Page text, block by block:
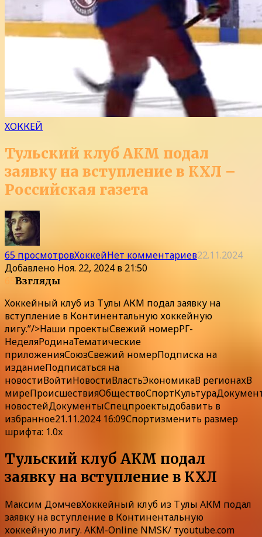
ХОККЕЙ
Тульский клуб АКМ подал
заявку на вступление в КХЛ –
Российская газета
65 просмотровХоккейНет комментариев22.11.2024
Добавлено Ноя. 22, 2024 в 21:50
Взгляды
Хоккейный клуб из Тулы АКМ подал заявку на
вступление в Континентальную хоккейную
лигу.”/>Наши проектыСвежий номерРГ-
НеделяРодинаТематические
приложенияСоюзСвежий номерПодписка на
изданиеПодписаться на
новостиВойтиНовостиВластьЭкономикаВ регионахВ
миреПроисшествияОбществоСпортКультура
новостейДокументыСпецпроектыдобавить в
избранное21.11.2024 16:09Спортизменить размер
шрифта: 1.0x
Тульский клуб АКМ подал
заявку на вступление в КХЛ
Максим ДомчевХоккейный клуб из Тулы АКМ подал
заявку на вступление в Континентальную
хоккейную лигу. AKM-Online NMSK/ тyoutube.com